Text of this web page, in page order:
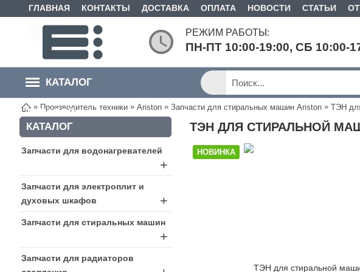
ГЛАВНАЯ КОНТАКТЫ ДОСТАВКА ОПЛАТА НОВОСТИ СТАТЬИ
РЕЖИМ РАБОТЫ:
ПН-ПТ 10:00-19:00, СБ
КАТАЛОГ
ТОВАРОВ
» Производитель техники » Ariston » Запчасти для стиральных машин Ariston » ТЭН
КАТАЛОГ
Запчасти для водонагревателей
+
Запчасти для электроплит и
духовых шкафов
+
Запчасти для стиральных машин
+
Запчасти для радиаторов
ТЭН ДЛЯ СТИРАЛЬНОЙ
НОВИНКА